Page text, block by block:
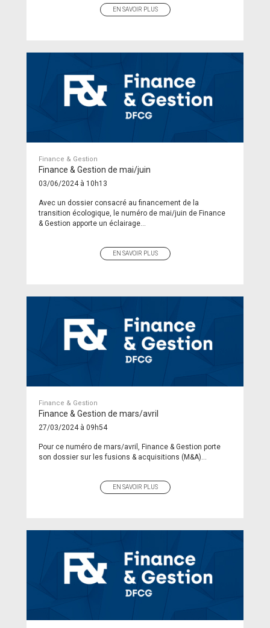
EN SAVOIR PLUS
Finance & Gestion
Finance & Gestion de mai/juin
03/06/2024 à 10h13
Avec un dossier consacré au financement de la
transition écologique, le numéro de mai/juin de Finance
& Gestion apporte un éclairage...
EN SAVOIR PLUS
Finance & Gestion
Finance & Gestion de mars/avril
27/03/2024 à 09h54
Pour ce numéro de mars/avril, Finance & Gestion porte
son dossier sur les fusions & acquisitions (M&A)...
EN SAVOIR PLUS